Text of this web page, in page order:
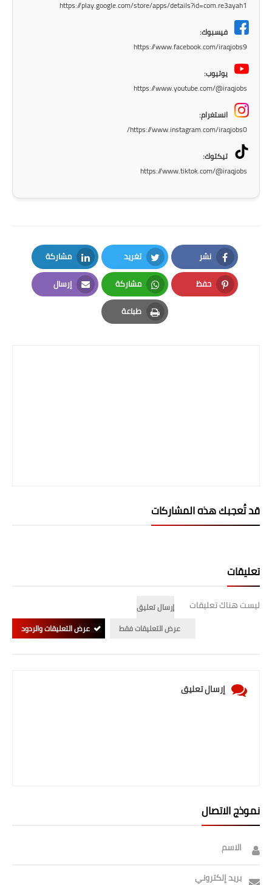
نتائج القبول المركزي
العطل
صحة وطب
فن ومشاهير
العامة
https://play.google.com/store/apps/details?id=com.re3ayah1
فيسبوك:
https://www.facebook.com/iraqjobs9
يوتيوب:
https://www.youtube.com/@iraqjobs
انستغرام:
https://www.instagram.com/iraqjobs0/
تيكتوك:
https://www.tiktok.com/@iraqjobs
نشر
Facebook
تغريد
Twitter
مشاركة
LinkedIn
حفظ
Pinterest
مشاركة
Whatsapp
إرسال
Email
طباعة
Print
قد تُعجبك هذه المشاركات
تعليقات
ليست هناك تعليقات
إرسال تعليق
عرض التعليقات فقط
عرض التعليقات والردود
إرسال تعليق
نموذج الاتصال
الاسم
بريد إلكتروني